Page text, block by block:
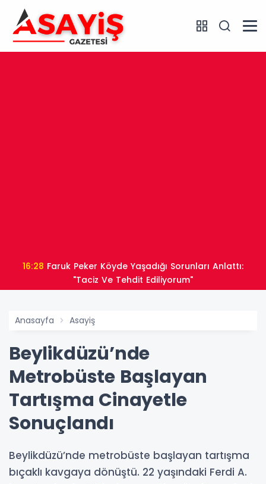
16:28
"Taciz Ve Tehdit Ediliyorum"
Anasayfa Asayiş
Beylikdüzü’nde
Metrobüste Başlayan
Tartışma Cinayetle
Sonuçlandı
Beylikdüzü’nde metrobüste başlayan tartışma
bıçaklı kavgaya dönüştü. 22 yaşındaki Ferdi A.